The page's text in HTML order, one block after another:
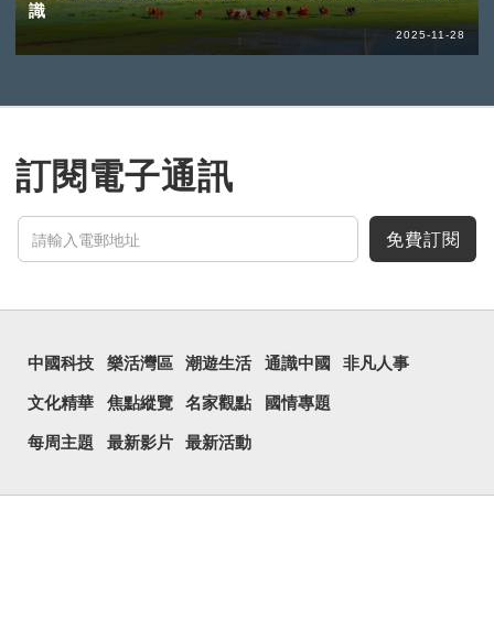
識
2025-11-28
訂閱電子通訊
免費訂閱
中國科技 樂活灣區 潮遊生活 通識中國 非凡人事
文化精華 焦點縱覽 名家觀點 國情專題
每周主題 最新影片 最新活動